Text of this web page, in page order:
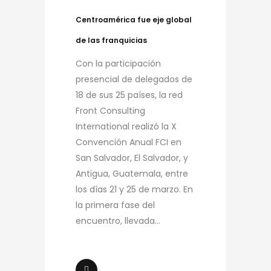
Centroamérica fue eje global
de las franquicias
Con la participación
presencial de delegados de
18 de sus 25 países, la red
Front Consulting
International realizó la X
Convención Anual FCI en
San Salvador, El Salvador, y
Antigua, Guatemala, entre
los días 21 y 25 de marzo. En
la primera fase del
encuentro, llevada...